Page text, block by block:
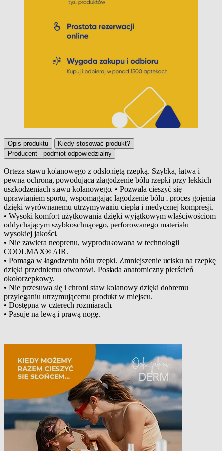
Opis produktu
Kiedy stosować produkt?
Producent - podmiot odpowiedzialny
Opis produktu
Orteza stawu kolanowego z odsłoniętą rzepką. Szybka, łatwa i
pewna ochrona, powodująca złagodzenie bólu rzepki przy lekkich
uszkodzeniach stawu kolanowego. • Pozwala cieszyć się
uprawianiem sportu, wspomagając łagodzenie bólu i proces gojenia
dzięki wyrównanemu utrzymywaniu ciepła i medycznej kompresji.
• Wysoki komfort użytkowania dzięki wyjątkowym właściwościom
oddychającym szybkoschnącego, perforowanego materiału
wysokiej jakości.
• Nie zawiera neoprenu, wyprodukowana w technologii
COOLMAX® AIR.
• Pomaga w łagodzeniu bólu rzepki. Zmniejszenie ucisku na rzepkę
dzięki przedniemu otworowi. Posiada anatomiczny pierścień
okołorzepkowy.
• Nie przesuwa się i chroni staw kolanowy dzięki dobremu
przyleganiu utrzymującemu produkt w miejscu.
• Dostępna w czterech rozmiarach.
• Pasuje na lewą i prawą nogę.